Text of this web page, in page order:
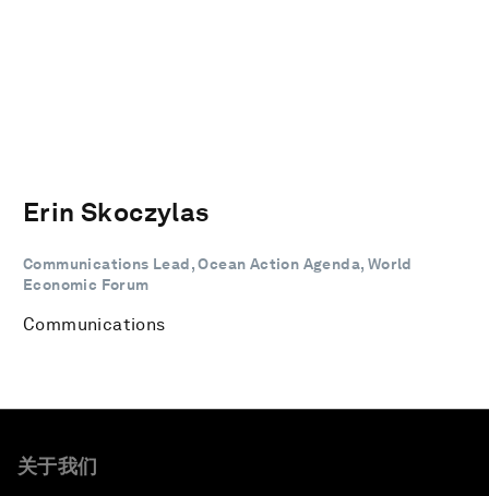
Erin Skoczylas
Communications Lead, Ocean Action Agenda, World
Economic Forum
Communications
关于我们